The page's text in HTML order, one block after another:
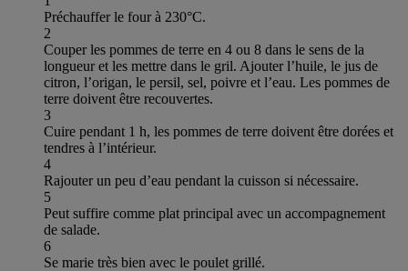
Préchauffer le four à 230°C.
2
Couper les pommes de terre en 4 ou 8 dans le sens de la
longueur et les mettre dans le gril. Ajouter l’huile, le jus de
citron, l’origan, le persil, sel, poivre et l’eau. Les pommes de
terre doivent être recouvertes.
3
Cuire pendant 1 h, les pommes de terre doivent être dorées et
tendres à l’intérieur.
4
Rajouter un peu d’eau pendant la cuisson si nécessaire.
5
Peut suffire comme plat principal avec un accompagnement
de salade.
6
Se marie très bien avec le poulet grillé.